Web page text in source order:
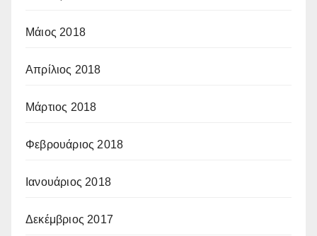
Μάιος 2018
Απρίλιος 2018
Μάρτιος 2018
Φεβρουάριος 2018
Ιανουάριος 2018
Δεκέμβριος 2017